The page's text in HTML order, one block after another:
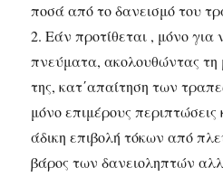
ποσά από το δανεισμό του
2. Εάν προτίθεται , μόνο για
πνεύματα, ακολουθώντας τη
της, κατ΄απαίτηση των
μόνο επιμέρους
άδικη επιβολή τόκων από
βάρος των δανειοληπτών